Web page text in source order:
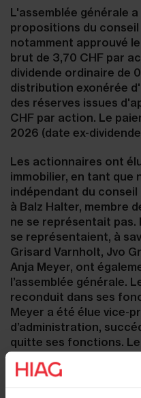
L'assemblée générale
propositions du
notamment approuvé
brut de 3,70 CHF par
dividende ordinaire de
distribution exonérée
des réserves issues
CHF par action. Le
2026 (date ex-
Les actionnaires ont
immobilier, en tant que
indépendant du conseil
à Balz Halter, membre
ne se représentait
se représentaient, à
Grisard Varnholt, Jvo
Anja Meyer, ont
l’assemblée générale.
reconduit dans ses
Meyer a été élue vice-
d’administration,
quitte ses fonctions.
toutes deux réélues,